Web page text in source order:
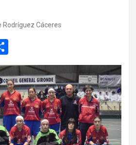
Rodríguez Cáceres
o
m
p
ar
tir